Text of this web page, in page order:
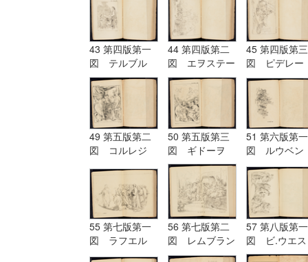
43 第四版第一
図 テルブル
グ Terburg
44 第四版第二
図 エヲステー
ド Aostade
45 第四版第三
図 ピデレー
ル PDeLwer
49 第五版第二
図 コルレジ
50 第五版第三
図 ギドーヲ
Guido
51 第六版第一
図 ルウベン
ス Reubens
55 第七版第一
図 ラフエル
Raffaelle
56 第七版第二
図 レムブラン
ド Rembrandt
57 第八版第一
図 ビ.ウエス
ト B.West